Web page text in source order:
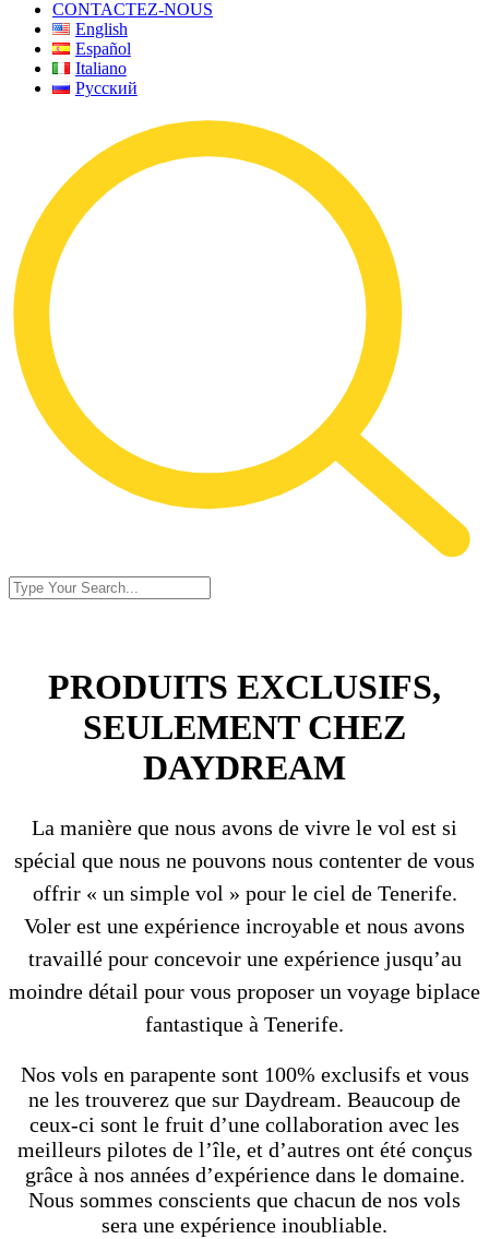
CONTACTEZ-NOUS
English
Español
Italiano
Русский
PRODUITS EXCLUSIFS,
SEULEMENT CHEZ
DAYDREAM
La manière que nous avons de vivre le vol est si
spécial que nous ne pouvons nous contenter de vous
offrir « un simple vol » pour le ciel de Tenerife.
Voler est une expérience incroyable et nous avons
travaillé pour concevoir une expérience jusqu’au
moindre détail pour vous proposer un voyage biplace
fantastique à Tenerife.
Nos vols en parapente sont 100% exclusifs et vous
ne les trouverez que sur Daydream. Beaucoup de
ceux-ci sont le fruit d’une collaboration avec les
meilleurs pilotes de l’île, et d’autres ont été conçus
grâce à nos années d’expérience dans le domaine.
Nous sommes conscients que chacun de nos vols
sera une expérience inoubliable.